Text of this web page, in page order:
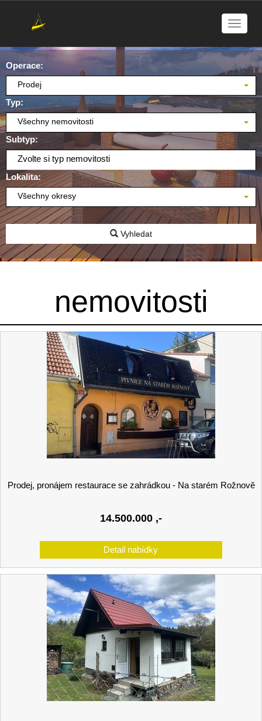
Operace:
Prodej
Typ:
Všechny nemovitosti
Subtyp:
Zvolte si typ nemovitosti
Lokalita:
Všechny okresy
Vyhledat
nemovitosti
Prodej, pronájem restaurace se zahrádkou - Na starém Rožnově
14.500.000 ,-